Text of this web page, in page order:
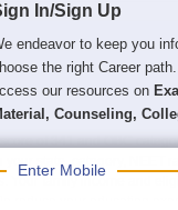
my neet score 341
applying post matric
50000
of 341 and OBC
state, category, NEET
Your family income and
In/Sign Up
endeavor to keep you
the right Career
our resources on
Counseling,
Enter Mobile